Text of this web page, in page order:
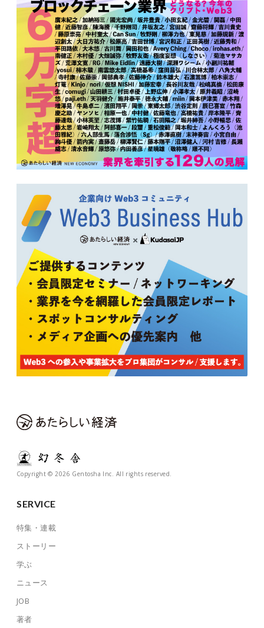
Copyright © 2026 Gentosha Inc. All rights reserved.
SERVICE
特集・連載
ストーリー
学ぶ
ニュース
JOB
著者